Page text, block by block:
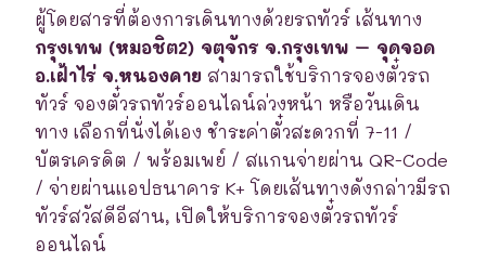
ผู้โดยสารที่ต้องการเดินทางด้วยรถทัวร์ เส้นทาง
กรุงเทพ (หมอชิต2) จตุจักร จ.กรุงเทพ – จุดจอด
อ.เฝ้าไร่ จ.หนองคาย สามารถใช้บริการจองตั๋วรถ
ทัวร์ จองตั๋วรถทัวร์ออนไลน์ล่วงหน้า หรือวันเดิน
ทาง เลือกที่นั่งได้เอง ชำระค่าตั๋วสะดวกที่ 7-11 /
บัตรเครดิต / พร้อมเพย์ / สแกนจ่ายผ่าน QR-Code
/ จ่ายผ่านแอปธนาคาร K+ โดยเส้นทางดังกล่าวมีรถ
ทัวร์สวัสดีอีสาน, เปิดให้บริการจองตั๋วรถทัวร์
ออนไลน์